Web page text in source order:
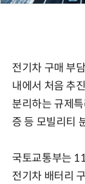
전기차 구매 부
내에서 처음 추
분리하는 규제
증 등 모빌리티
국토교통부는
전기차 배터리